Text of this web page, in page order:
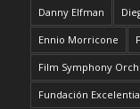
Danny Elfman
Ennio Morricone
Film Symphony
Fundación Excelentia